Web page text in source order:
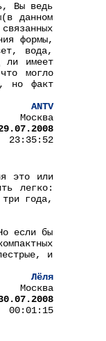
Вы ведь
данном
формы,
вода,
ли имеет
могло
но факт
ANTV
Москва
23:35:52
это или
легко:
года,
если бы
и
Лёля
Москва
00:01:15